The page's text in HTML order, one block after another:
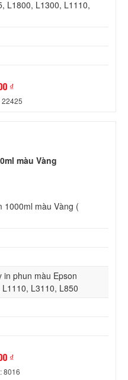
L1800, L1300, L1110,
₫
22425
màu Vàng
1000ml màu Vàng (
in phun màu Epson
L3110, L850
₫
8016